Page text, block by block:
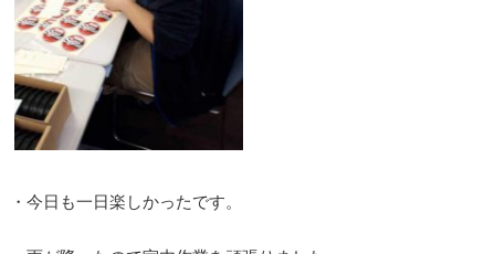
・今日も一日楽しかったです。